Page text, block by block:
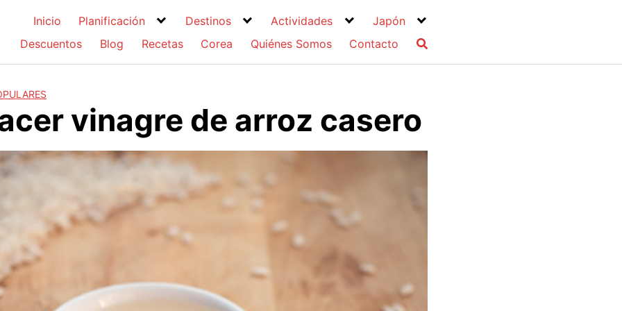
Inicio Planificación Destinos Actividades
Japón
Descuentos
Blog Recetas Corea Quiénes Somos Contacto
vinagre de arroz casero